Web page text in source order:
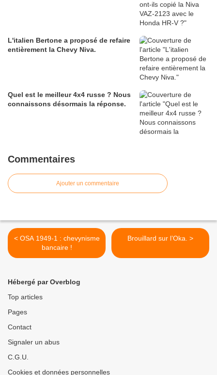
L'italien Bertone a proposé de refaire
entièrement la Chevy Niva.
Quel est le meilleur 4x4 russe ? Nous
connaissons désormais la réponse.
Commentaires
Ajouter un commentaire
< OSA 1949-1 : chevynisme
bancaire !
Brouillard sur l’Oka. >
Hébergé par Overblog
Top articles
Pages
Contact
Signaler un abus
C.G.U.
Cookies et données personnelles